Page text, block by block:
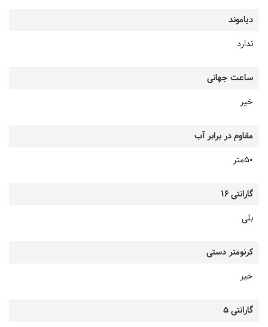
دیاموند
ندارد
ساعت جهانی
خیر
مقاوم در برابر آب
50متر
گارانتی 16
بلی
کرنومتر دستی
خیر
گارانتی 5